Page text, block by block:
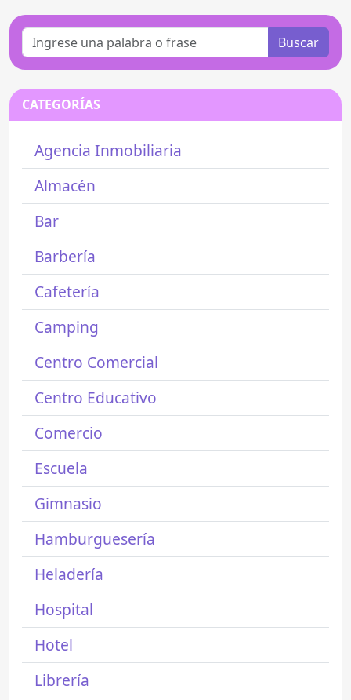
Buscar
CATEGORÍAS
Agencia Inmobiliaria
Almacén
Bar
Barbería
Cafetería
Camping
Centro Comercial
Centro Educativo
Comercio
Escuela
Gimnasio
Hamburguesería
Heladería
Hospital
Hotel
Librería